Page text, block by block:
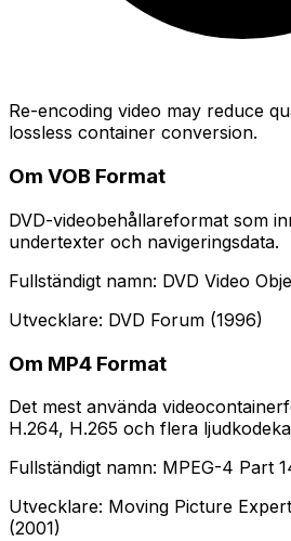
Re-encoding video may reduce
lossless container conversion.
Om VOB Format
DVD-videobehållareformat som
undertexter och navigeringsdata.
Fullständigt namn: DVD Video
Utvecklare: DVD Forum (1996)
Om MP4 Format
Det mest använda
H.264, H.265 och flera
Fullständigt namn: MPEG-4 Part
Utvecklare: Moving Picture
(2001)